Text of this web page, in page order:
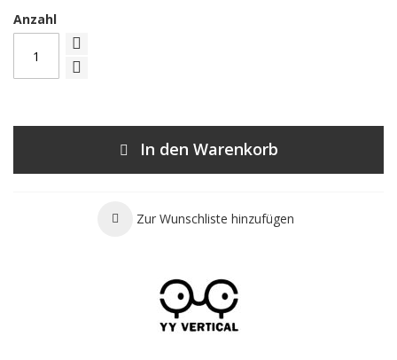
Anzahl
In den Warenkorb
Zur Wunschliste hinzufügen